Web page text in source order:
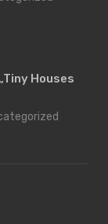
Houses